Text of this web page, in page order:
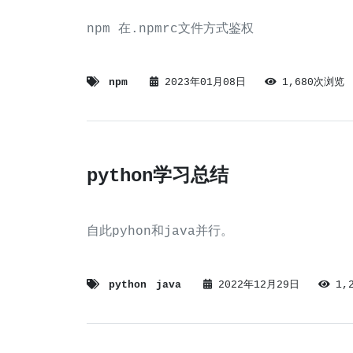
npm 在.npmrc文件方式鉴权
npm 2023年01月08日 1,680次浏览
python学习总结
自此pyhon和java并行。
python java 2022年12月29日